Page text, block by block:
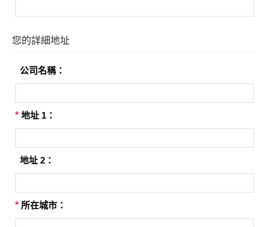
您的詳細地址
公司名稱：
* 地址 1：
地址 2：
* 所在城市：